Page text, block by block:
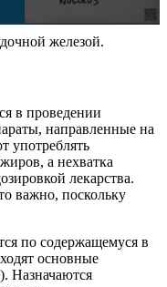
железой.
в проведении
направленные на
употреблять
а нехватка
лекарства.
важно, поскольку
по содержащемуся в
основные
Назначаются